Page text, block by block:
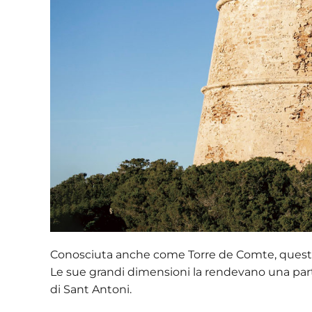
Conosciuta anche come Torre de Comte,
Le sue grandi dimensioni la rendevano una
di Sant Antoni.